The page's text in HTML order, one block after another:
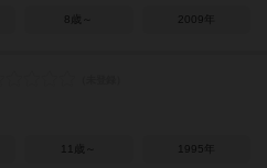
8歳～ 2009年
11歳～ 1995年